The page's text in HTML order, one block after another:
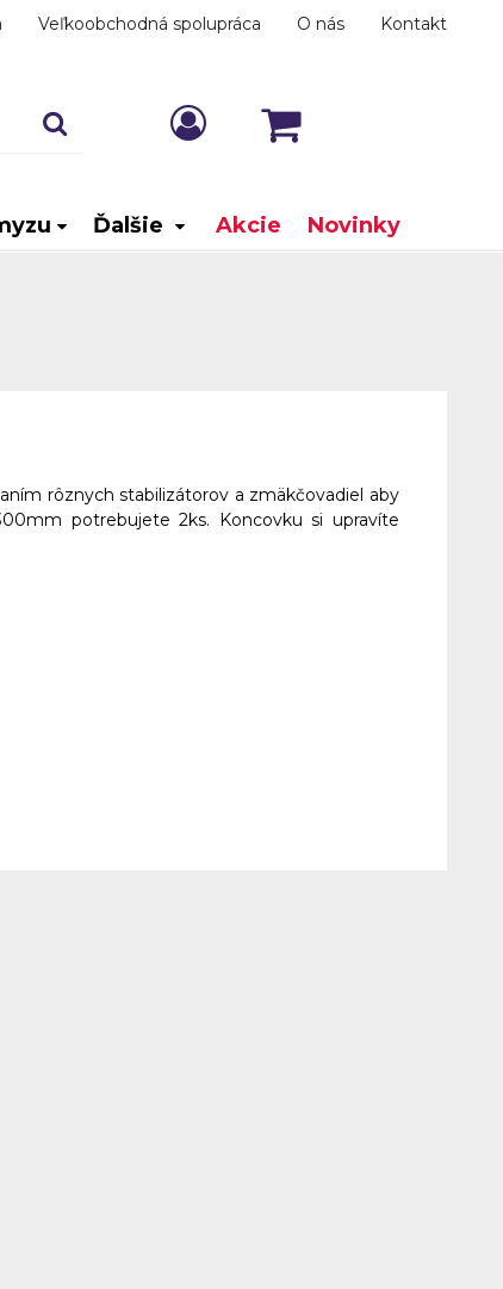
Veľkoobchodná spolupráca O nás Kontakt
Ďalšie Akcie Novinky
rôznych stabilizátorov a zmäkčovadiel aby
potrebujete 2ks. Koncovku si upravíte